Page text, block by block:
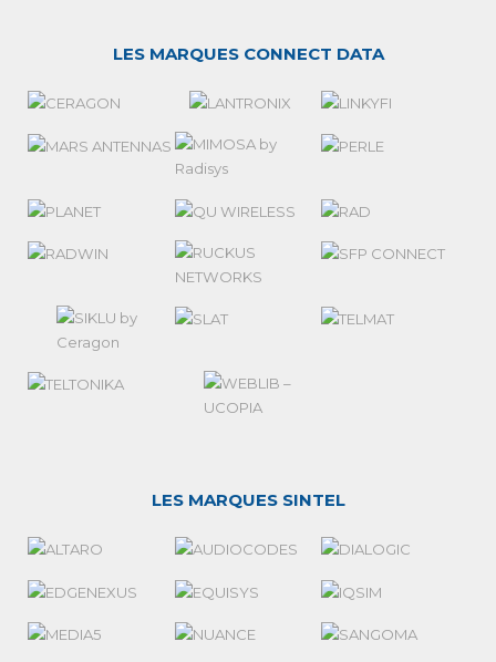
LES MARQUES CONNECT DATA
LES MARQUES SINTEL